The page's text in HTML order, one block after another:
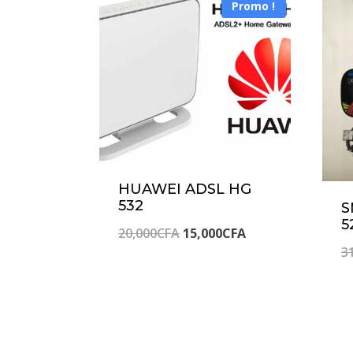
Promo !
HUAWEI ADSL HG
532
20,000CFA Le
15,000CFALe